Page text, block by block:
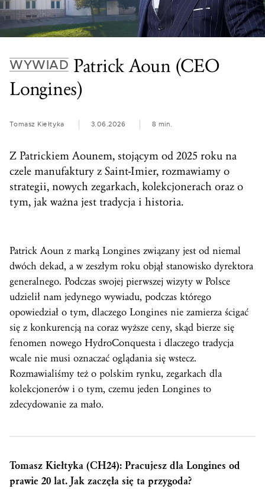
WYWIAD Patrick Aoun (CEO
Longines)
Tomasz Kiełtyka 3.06.2026 8 min.
Z Patrickiem Aounem, stojącym od 2025 roku na
czele manufaktury z Saint-Imier, rozmawiamy o
strategii, nowych zegarkach, kolekcjonerach oraz o
tym, jak ważna jest tradycja i historia.
Patrick Aoun z marką Longines związany jest od niemal
dwóch dekad, a w zeszłym roku objął stanowisko dyrektora
generalnego. Podczas swojej pierwszej wizyty w Polsce
udzielił nam jedynego wywiadu, podczas którego
opowiedział o tym, dlaczego Longines nie zamierza ścigać
się z konkurencją na coraz wyższe ceny, skąd bierze się
fenomen nowego HydroConquesta i dlaczego tradycja
wcale nie musi oznaczać oglądania się wstecz.
Rozmawialiśmy też o polskim rynku, zegarkach dla
kolekcjonerów i o tym, czemu jeden Longines to
zdecydowanie za mało.
Tomasz Kiełtyka (CH24): Pracujesz dla Longines od
prawie 20 lat. Jak zaczęła się ta przygoda?